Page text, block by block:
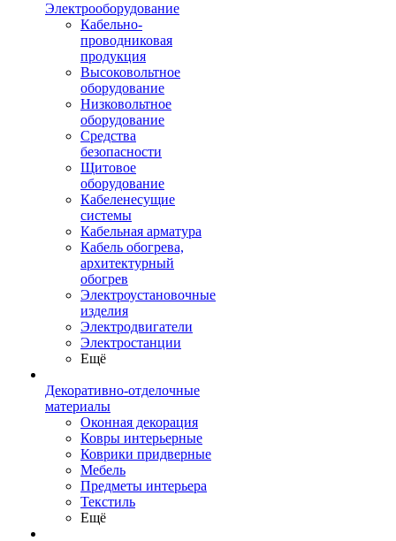
Электрооборудование
Кабельно-
проводниковая
продукция
Высоковольтное
оборудование
Низковольтное
оборудование
Средства
безопасности
Щитовое
оборудование
Кабеленесущие
системы
Кабельная арматура
Кабель обогрева,
архитектурный
обогрев
Электроустановочные
изделия
Электродвигатели
Электростанции
Ещё
Декоративно-отделочные
материалы
Оконная декорация
Ковры интерьерные
Коврики придверные
Мебель
Предметы интерьера
Текстиль
Ещё